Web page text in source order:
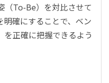
（To-Be）を対比させて
確にすることで、ベン
を正確に把握できるよう